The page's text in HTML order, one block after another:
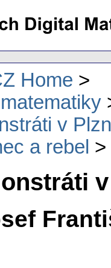
Home
v
a rebel